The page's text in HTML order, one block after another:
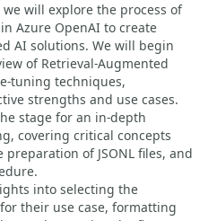
will explore the process of
Azure OpenAI to create
AI solutions. We will begin
of Retrieval-Augmented
tuning techniques,
strengths and use cases.
stage for an in-depth
covering critical concepts
of JSONL files, and
into selecting the
their use case, formatting